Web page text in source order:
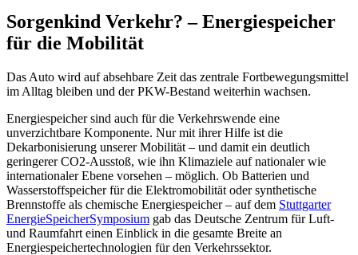
Sorgenkind Verkehr? – Energiespeicher
für die Mobilität
Das Auto wird auf absehbare Zeit das zentrale Fortbewegungsmittel
im Alltag bleiben und der PKW-Bestand weiterhin wachsen.
Energiespeicher sind auch für die Verkehrswende eine
unverzichtbare Komponente. Nur mit ihrer Hilfe ist die
Dekarbonisierung unserer Mobilität – und damit ein deutlich
geringerer CO2-Ausstoß, wie ihn Klimaziele auf nationaler wie
internationaler Ebene vorsehen – möglich. Ob Batterien und
Wasserstoffspeicher für die Elektromobilität oder synthetische
Brennstoffe als chemische Energiespeicher – auf dem Stuttgarter
EnergieSpeicherSymposium gab das Deutsche Zentrum für Luft-
und Raumfahrt einen Einblick in die gesamte Breite an
Energiespeichertechnologien für den Verkehrssektor.